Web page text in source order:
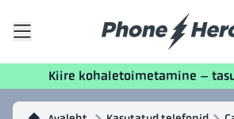
Kiire kohaletoimetamine –